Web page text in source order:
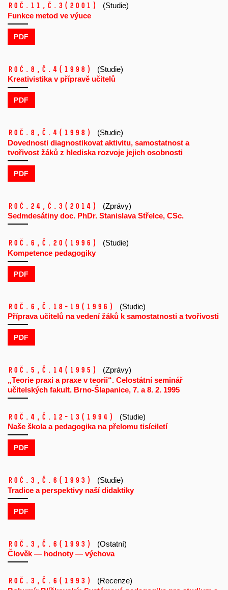
Roč.11, č.3 (2001)
(Studie)
Funkce metod ve výuce
PDF
Roč.8, č.4 (1998)
(Studie)
Kreativistika v přípravě učitelů
PDF
Roč.8, č.4 (1998)
(Studie)
Dovednosti diagnostikovat aktivitu, samostatnost a
tvořivost žáků z hlediska rozvoje jejich osobnosti
PDF
Roč.24, č.3 (2014)
(Zprávy)
Sedmdesátiny doc. PhDr. Stanislava Střelce, CSc.
Roč.6, č.20 (1996)
(Studie)
Kompetence pedagogiky
PDF
Roč.6, č.18-19 (1996)
(Studie)
Příprava učitelů na vedení žáků k samostatnosti a tvořivosti
PDF
Roč.5, č.14 (1995)
(Zprávy)
„Teorie praxi a praxe v teorii“. Celostátní seminář
učitelských fakult. Brno-Šlapanice, 7. a 8. 2. 1995
Roč.4, č.12-13 (1994)
(Studie)
Naše škola a pedagogika na přelomu tisíciletí
PDF
Roč.3, č.6 (1993)
(Studie)
Tradice a perspektivy naší didaktiky
PDF
Roč.3, č.6 (1993)
(Ostatní)
Člověk — hodnoty — výchova
Roč.3, č.6 (1993)
(Recenze)